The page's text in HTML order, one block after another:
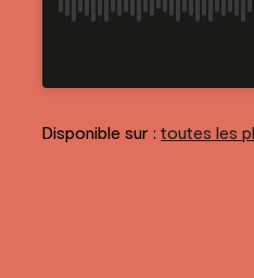
Disponible sur :toutes les